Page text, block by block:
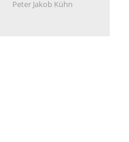
Peter Jakob Kühn